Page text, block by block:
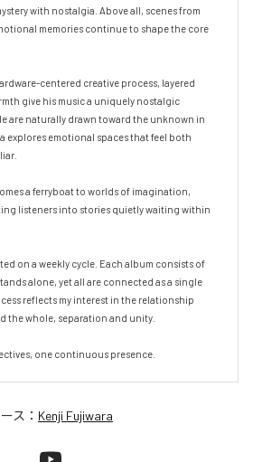
with nostalgia. Above all, scenes from
memories continue to shape the core
centered creative process, layered
give his music a uniquely nostalgic
are naturally drawn toward the unknown in
explores emotional spaces that feel both
a ferryboat to worlds of imagination,
listeners into stories quietly waiting within
on a weekly cycle. Each album consists of
alone, yet all are connected as a single
reflects my interest in the relationship
the whole, separation and unity.
one continuous presence.
ス： Kenji Fujiwara